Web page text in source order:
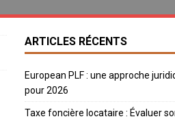
ARTICLES RÉCENTS
European PLF : une approche
pour 2026
Taxe foncière locataire : Évaluer